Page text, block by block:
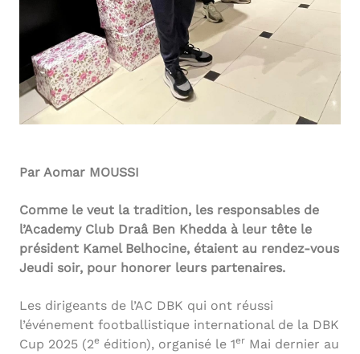
Par Aomar MOUSSI
Comme le veut la tradition, les responsables de
l’Academy Club Draâ Ben Khedda à leur tête le
président Kamel Belhocine, étaient au rendez-vous
Jeudi soir, pour honorer leurs partenaires.
Les dirigeants de l’AC DBK qui ont réussi
l’événement footballistique international de la DBK
Cup 2025 (2e édition), organisé le 1er Mai dernier au